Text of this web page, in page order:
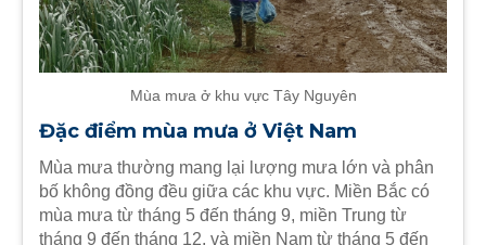
Mùa mưa ở khu vực Tây Nguyên
Đặc điểm mùa mưa ở Việt Nam
Mùa mưa thường mang lại lượng mưa lớn và phân
bố không đồng đều giữa các khu vực. Miền Bắc có
mùa mưa từ tháng 5 đến tháng 9, miền Trung từ
tháng 9 đến tháng 12, và miền Nam từ tháng 5 đến